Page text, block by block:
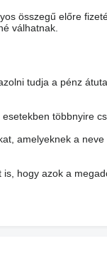
összegű előre
válhatnak.
tudja a pénz
többnyire
amelyeknek a
hogy azok a